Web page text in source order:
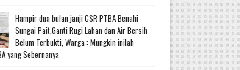
Hampir dua bulan janji CSR PTBA Benahi
Sungai Pait,Ganti Rugi Lahan dan Air Bersih
Belum Terbukti, Warga : Mungkin inilah
yang Sebernanya